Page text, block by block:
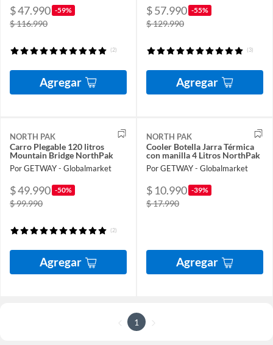
$ 47.990 -59%
$ 116.990
(2)
Agregar
$ 57.990 -55%
$ 129.990
(3)
Agregar
NORTH PAK
Carro Plegable 120 litros
Mountain Bridge NorthPak
Por GETWAY - Globalmarket
$ 49.990 -50%
$ 99.990
(2)
Agregar
NORTH PAK
Cooler Botella Jarra Térmica
con manilla 4 Litros NorthPak
Por GETWAY - Globalmarket
$ 10.990 -39%
$ 17.990
Agregar
1